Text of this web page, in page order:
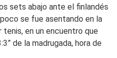
sets abajo ante el finlandés
se fue asentando en la
en un encuentro que
de la madrugada, hora de